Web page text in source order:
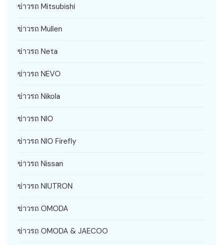
ข่าวรถ Mitsubishi
ข่าวรถ Mullen
ข่าวรถ Neta
ข่าวรถ NEVO
ข่าวรถ Nikola
ข่าวรถ NIO
ข่าวรถ NIO Firefly
ข่าวรถ Nissan
ข่าวรถ NIUTRON
ข่าวรถ OMODA
ข่าวรถ OMODA & JAECOO